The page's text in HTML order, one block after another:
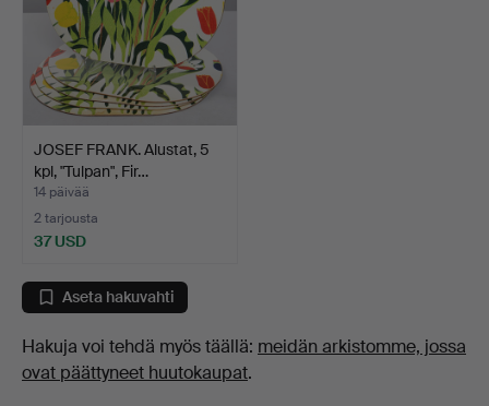
JOSEF FRANK. Alustat, 5
kpl, "Tulpan", Fir…
14 päivää
2 tarjousta
37 USD
Aseta hakuvahti
Hakuja voi tehdä myös täällä: meidän arkistomme, jossa
ovat päättyneet huutokaupat.